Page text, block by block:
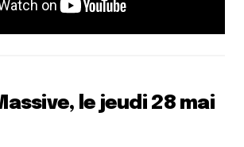
le jeudi 28 mai